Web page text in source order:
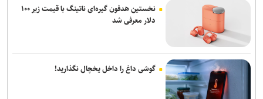
نخستین هدفون گیره‌ای ناتینگ با قیمت زیر ۱۰۰
دلار معرفی شد
گوشی داغ را داخل یخچال نگذارید!